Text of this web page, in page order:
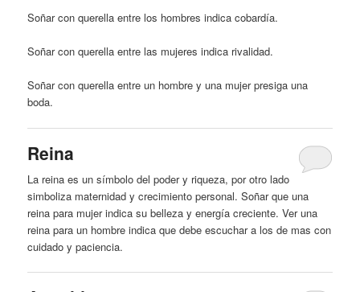
Soñar con querella entre los hombres indica cobardía.
Soñar con querella entre las mujeres indica rivalidad.
Soñar con querella entre un hombre y una mujer presiga una
boda.
Reina
La reina es un símbolo del poder y riqueza, por otro lado
simboliza maternidad y crecimiento personal. Soñar que una
reina para mujer indica su belleza y energía creciente. Ver una
reina para un hombre indica que debe escuchar a los de mas con
cuidado y paciencia.